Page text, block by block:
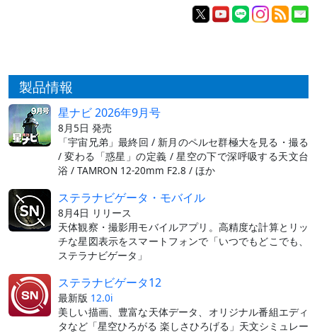
製品情報
星ナビ 2026年9月号
8月5日 発売
「宇宙兄弟」最終回 / 新月のペルセ群極大を見る・撮る
/ 変わる「惑星」の定義 / 星空の下で深呼吸する天文台
浴 / TAMRON 12-20mm F2.8 / ほか
ステラナビゲータ・モバイル
8月4日 リリース
天体観察・撮影用モバイルアプリ。高精度な計算とリッ
チな星図表示をスマートフォンで「いつでもどこでも、
ステラナビゲータ」
ステラナビゲータ12
最新版 12.0i
美しい描画、豊富な天体データ、オリジナル番組エディ
タなど「星空ひろがる 楽しさひろげる」天文シミュレー